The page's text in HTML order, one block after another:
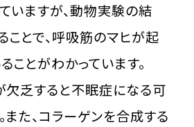
いますが、動物実験の結
ことで、呼吸筋のマヒが起
ことがわかっています。
欠乏すると不眠症になる可
また、コラーゲンを合成する